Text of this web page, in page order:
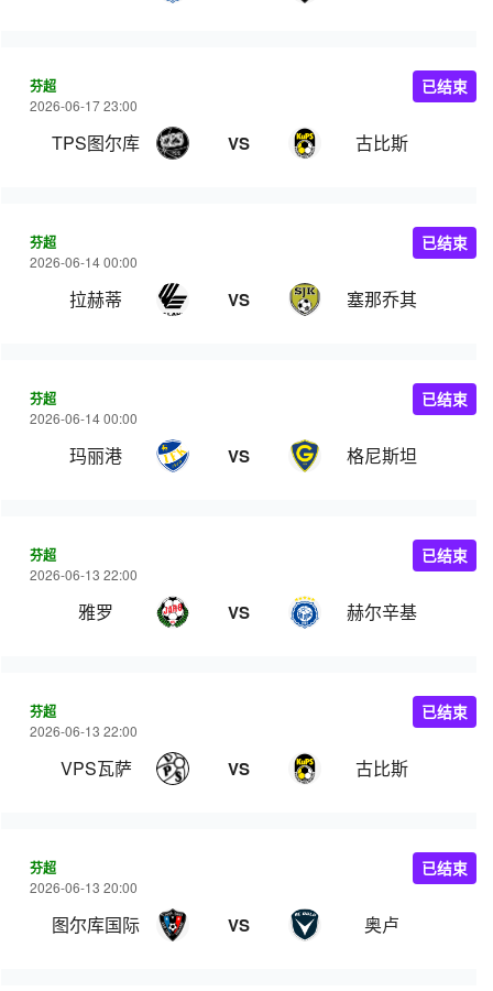
芬超
2026-06-17 23:00
TPS图尔库 VS 古比斯
已结束
芬超
2026-06-14 00:00
拉赫蒂 VS 塞那乔其
已结束
芬超
2026-06-14 00:00
玛丽港 VS 格尼斯坦
已结束
芬超
2026-06-13 22:00
雅罗 VS 赫尔辛基
已结束
芬超
2026-06-13 22:00
VPS瓦萨 VS 古比斯
已结束
芬超
2026-06-13 20:00
图尔库国际 VS 奥卢
已结束